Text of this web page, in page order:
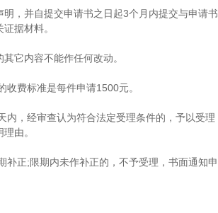
，并自提交申请书之日起3个月内提交与申请书
据材料。
它内容不能作任何改动。
费标准是每件申请1500元。
，经审查认为符合法定受理条件的，予以受理
由。
正;限期内未作补正的，不予受理，书面通知申